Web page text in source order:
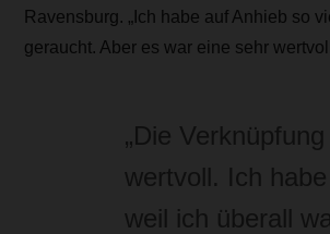
Ravensburg. „Ich habe auf Anhieb so
geraucht. Aber es war eine sehr
„Die
wertvoll. Ich
weil ich überall